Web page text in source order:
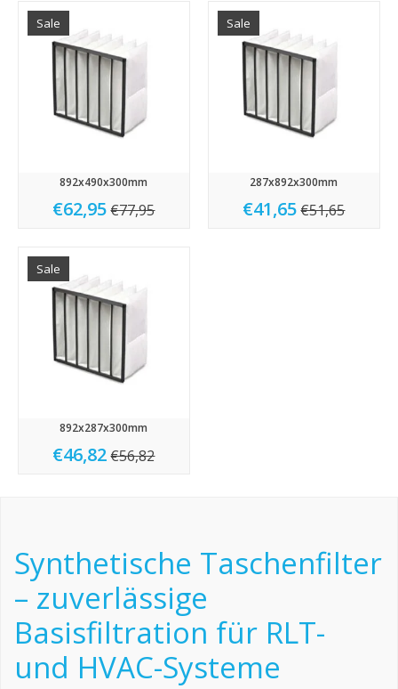
Sale
892x490x300mm
€62,95 €77,95
Sale
287x892x300mm
€41,65 €51,65
Sale
892x287x300mm
€46,82 €56,82
Synthetische Taschenfilter
– zuverlässige
Basisfiltration für RLT-
und HVAC-Systeme